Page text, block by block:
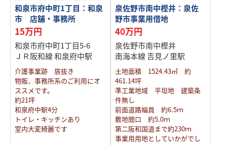
和泉市府中町1丁目：和泉
市 店舗・事務所
15万円
和泉市府中町1丁目5-6
ＪＲ阪和線 和泉府中駅
介護事業跡 居抜き
物販、事務所系のご利用にオ
ススメです。
約21坪
和泉府中駅4分
トイレ・キッチンあり
室内大変綺麗です
泉佐野市南中樫井：泉佐
野市事業用借地
40万円
泉佐野市南中樫井
南海本線 吉見ノ里駅
土地面積 1524.43㎡ 約
461.14坪
準工業地域 平坦地 建築条
件無し
前面道路幅員 約6.5ｍ
敷地間口 約5.0ｍ
第二阪和国道まで約230ｍ
事業用用地としていかがでし